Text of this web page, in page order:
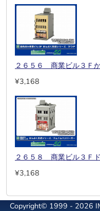
２６５６ 商業ビル３Ｆ
¥3,168
２６５８ 商業ビル３Ｆ
¥3,168
Copyright© 1999 - 2026